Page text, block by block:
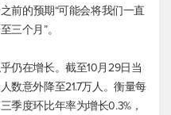
前的预期“可能会将我们一直
三个月”。
仍在增长。截至10月29日当
数意外降至21.7万人。衡量每
季度环比年率为增长0.3%，